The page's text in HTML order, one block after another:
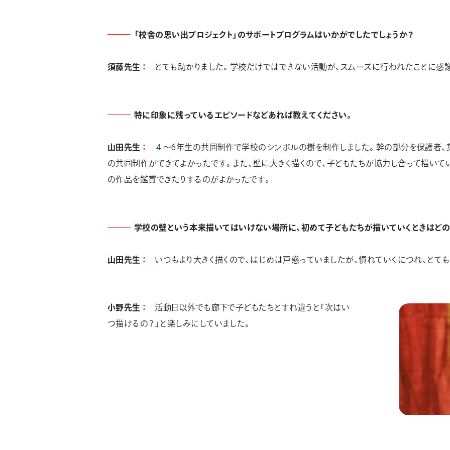
「校舎の思い出プロジェクト」のサポートプログラムはいかがでしたでしょうか？
須藤先生 とても助かりました。学校だけではできない活動が、スムーズに行われたことに感
特に印象に残っているエピソードなどあれば教えてください。
山田先生
４～6年生の共同制作で学校のシンボルの樹を制作しました。幹の部分を保護者
の共同制作ができてよかったです。また、壁に大きく描くので、子どもたちが協力し合って描い
の作品を鑑賞できたりするのがよかったです。
学校の壁という本来描いてはいけない場所に、初めて子どもたちが描いていくときはど
山田先生 いつもより大きく描くので、はじめは戸惑っていましたが、慣れていくにつれ、とて
小野先生
活動日以外でも廊下で子どもたちとすれ違うと「次はい
つ描けるの？」と楽しみにしていました。